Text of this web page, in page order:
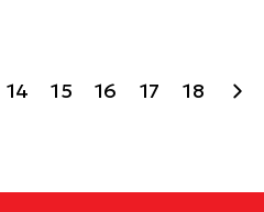
14 15 16 17 18